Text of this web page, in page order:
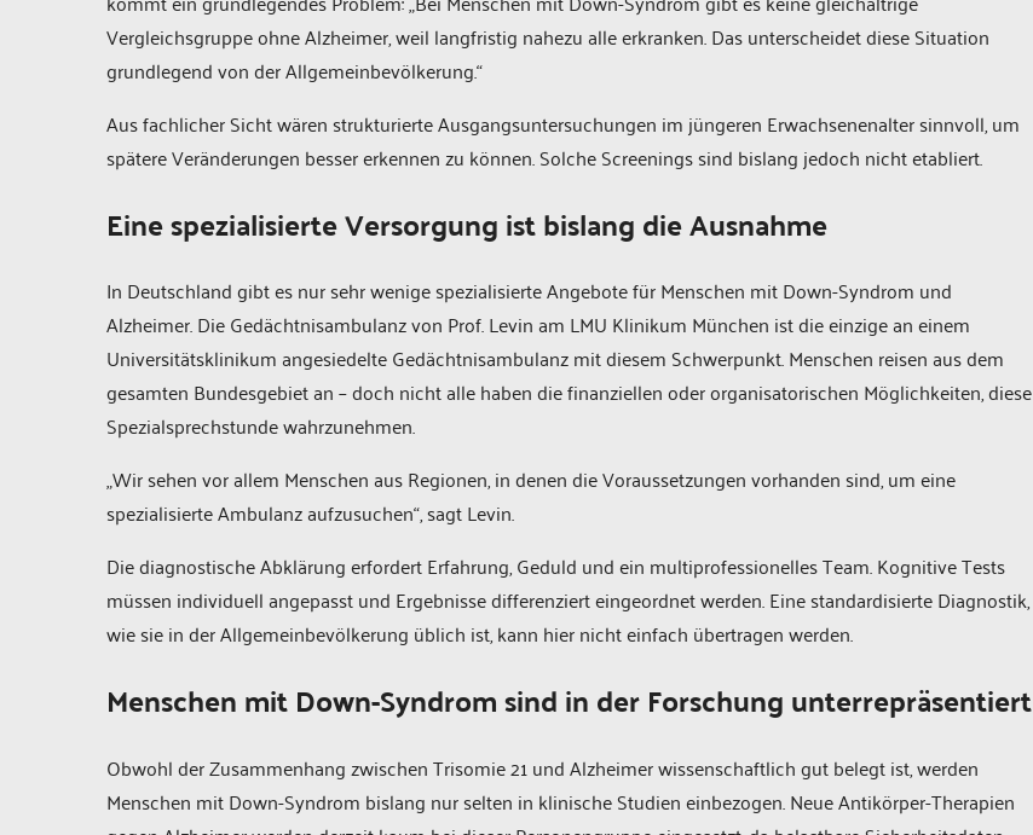
Vergleichsgruppe ohne Alzheimer, weil langfristig nahezu alle erkranken. Das unterscheidet diese Situation
grundlegend von der Allgemeinbevölkerung.“
Aus fachlicher Sicht wären strukturierte Ausgangsuntersuchungen im jüngeren Erwachsenenalter sinnvoll, um
spätere Veränderungen besser erkennen zu können. Solche Screenings sind bislang jedoch nicht etabliert.
Eine spezialisierte Versorgung ist bislang die Ausnahme
In Deutschland gibt es nur sehr wenige spezialisierte Angebote für Menschen mit Down-Syndrom und
Alzheimer. Die Gedächtnisambulanz von Prof. Levin am LMU Klinikum München ist die einzige an einem
Universitätsklinikum angesiedelte Gedächtnisambulanz mit diesem Schwerpunkt. Menschen reisen aus dem
gesamten Bundesgebiet an – doch nicht alle haben die finanziellen oder organisatorischen Möglichkeiten, diese
Spezialsprechstunde wahrzunehmen.
„Wir sehen vor allem Menschen aus Regionen, in denen die Voraussetzungen vorhanden sind, um eine
spezialisierte Ambulanz aufzusuchen“, sagt Levin.
Die diagnostische Abklärung erfordert Erfahrung, Geduld und ein multiprofessionelles Team. Kognitive Tests
müssen individuell angepasst und Ergebnisse differenziert eingeordnet werden. Eine standardisierte Diagnostik,
wie sie in der Allgemeinbevölkerung üblich ist, kann hier nicht einfach übertragen werden.
Menschen mit Down-Syndrom sind in der Forschung unterrepräsentiert
Obwohl der Zusammenhang zwischen Trisomie 21 und Alzheimer wissenschaftlich gut belegt ist, werden
Menschen mit Down-Syndrom bislang nur selten in klinische Studien einbezogen. Neue Antikörper-Therapien